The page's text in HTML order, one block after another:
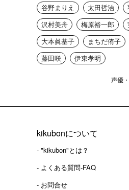
谷野まりえ
太田哲治
沢村美舟
梅原裕一郎
大本眞基子
まちだ侑子
藤田咲
伊東孝明
声優
kikubonについて
- "kikubon"とは？
- よくある質問-FAQ
- お問合せ